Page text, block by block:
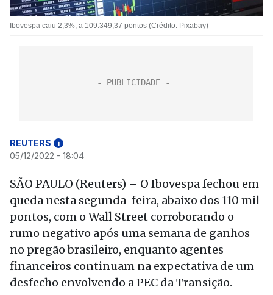
Ibovespa caiu 2,3%, a 109.349,37 pontos (Crédito: Pixabay)
REUTERS i
05/12/2022 - 18:04
SÃO PAULO (Reuters) – O Ibovespa fechou em
queda nesta segunda-feira, abaixo dos 110 mil
pontos, com o Wall Street corroborando o
rumo negativo após uma semana de ganhos
no pregão brasileiro, enquanto agentes
financeiros continuam na expectativa de um
desfecho envolvendo a PEC da Transição.